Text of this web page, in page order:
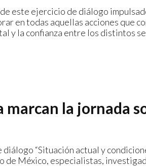
este ejercicio de diálogo
en todas aquellas acciones que
y la confianza entre los distintos
la jornada
“Situación actual y
de México, especialistas,